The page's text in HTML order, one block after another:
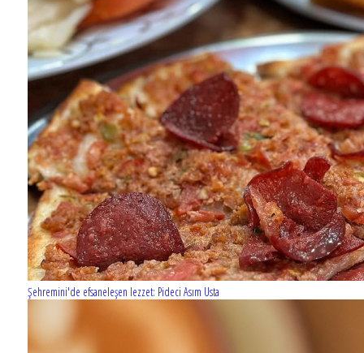
Şehremini'de efsaneleşen lezzet: Pideci Asım Usta